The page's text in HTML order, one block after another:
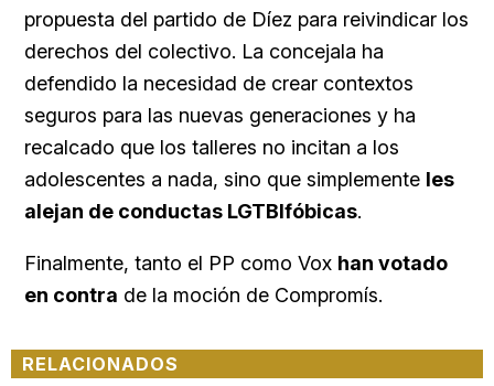
propuesta del partido de Díez para reivindicar los
derechos del colectivo. La concejala ha
defendido la necesidad de crear contextos
seguros para las nuevas generaciones y ha
recalcado que los talleres no incitan a los
adolescentes a nada, sino que simplemente les
alejan de conductas LGTBIfóbicas.
Finalmente, tanto el PP como Vox han votado
en contra de la moción de Compromís.
RELACIONADOS